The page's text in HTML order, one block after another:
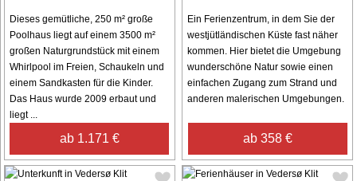
Dieses gemütliche, 250 m² große
Poolhaus liegt auf einem 3500 m²
großen Naturgrundstück mit einem
Whirlpool im Freien, Schaukeln und
einem Sandkasten für die Kinder.
Das Haus wurde 2009 erbaut und
liegt ...
ab 1.171 €
Ein Ferienzentrum, in dem Sie der
westjütländischen Küste fast näher
kommen. Hier bietet die Umgebung
wunderschöne Natur sowie einen
einfachen Zugang zum Strand und
anderen malerischen Umgebungen.
ab 358 €